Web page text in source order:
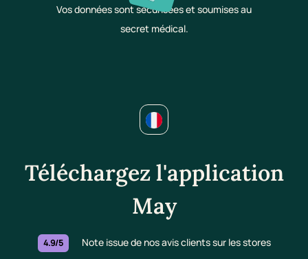
Vos données sont sécurisées et soumises au
secret médical.
Téléchargez l'application
May
4.9/5 Note issue de nos avis clients sur les stores